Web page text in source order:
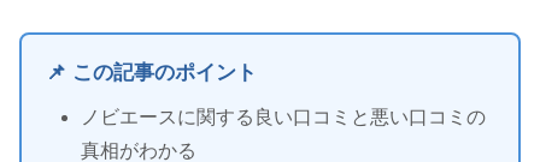
📌 この記事のポイント
ノビエースに関する良い口コミと悪い口コミの
真相がわかる